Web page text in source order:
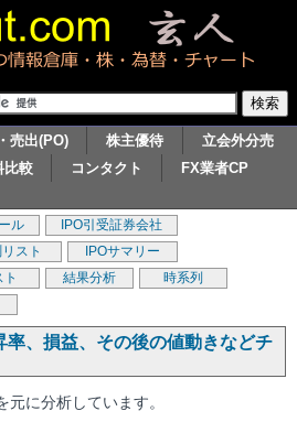
売出(PO) 株主優待
立会外分売
比較 コンタクト
FX業者CP
ル
IPO引受証券会社
リスト
IPOサマリー
結果分析
時系列
率、損益、その後の値動きなどチ
に分析しています。